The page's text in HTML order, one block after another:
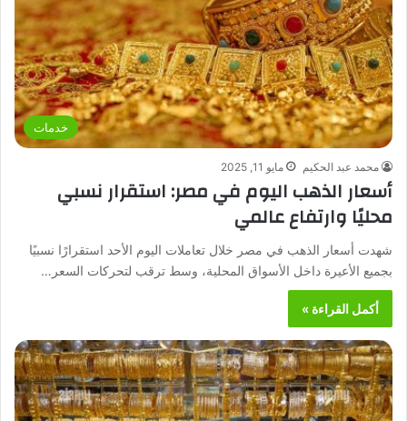
خدمات
محمد عبد الحكيم مايو 11, 2025
أسعار الذهب اليوم في مصر: استقرار نسبي
محليًا وارتفاع عالمي
شهدت أسعار الذهب في مصر خلال تعاملات اليوم الأحد استقرارًا نسبيًا
بجميع الأعيرة داخل الأسواق المحلية، وسط ترقب لتحركات السعر…
أكمل القراءة »